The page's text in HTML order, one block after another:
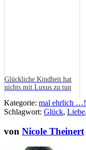
Glückliche Kindheit hat
nichts mit Luxus zu tun
Kategorie: mal ehrlich …!
Schlagwort: Glück, Liebe,
von Nicole Theinert